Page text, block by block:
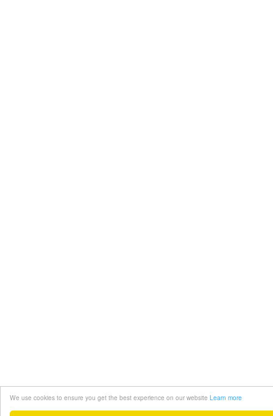
We use cookies to ensure you get the best experience on our website Learn more